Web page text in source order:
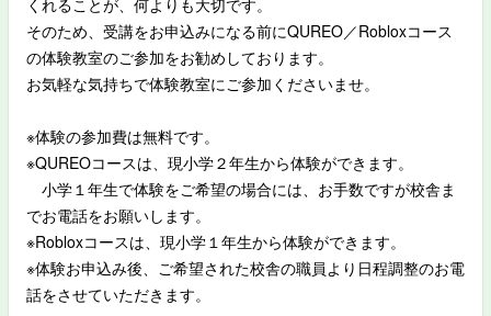
くれることが、何よりも大切です。
そのため、受講をお申込みになる前にQUREO／Robloxコース
の体験教室のご参加をお勧めしております。
お気軽な気持ちで体験教室にご参加くださいませ。
※体験の参加費は無料です。
※QUREOコースは、現小学２年生から体験ができます。
小学１年生で体験をご希望の場合には、お手数ですが校舎ま
でお電話をお願いします。
※Robloxコースは、現小学１年生から体験ができます。
※体験お申込み後、ご希望された校舎の職員より日程調整のお電
話をさせていただきます。